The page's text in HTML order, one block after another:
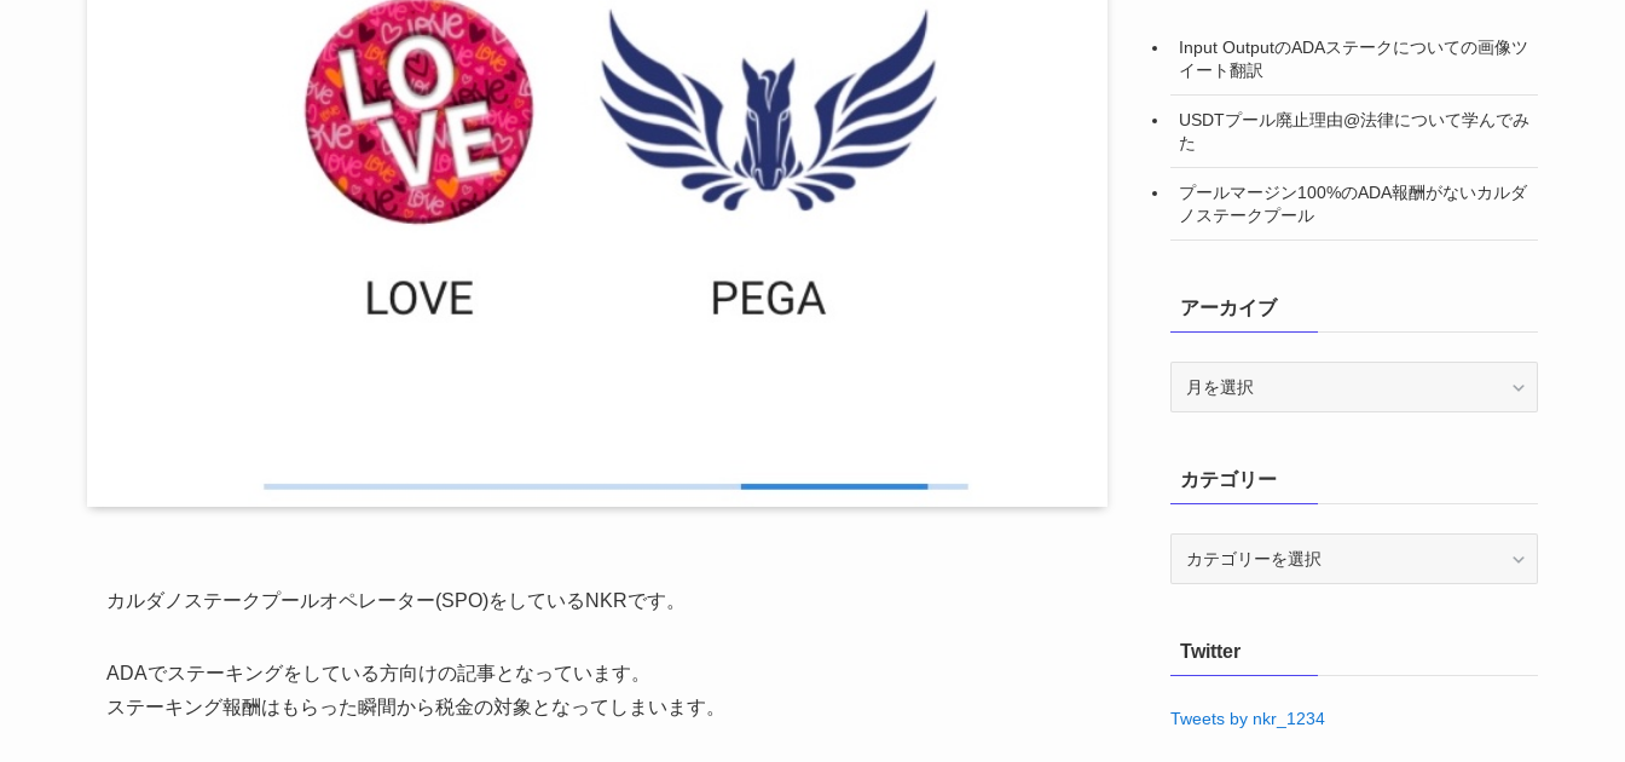
カルダノステークプールオペレーター(SPO)をしているNKRです。
ADAでステーキングをしている方向けの記事となっています。
ステーキング報酬はもらった瞬間から税金の対象となってしまいます。
Input OutputのADAステークについての画像ツ
イート翻訳
USDTプール廃止理由@法律について学んでみ
た
プールマージン100%のADA報酬がないカルダ
ノステークプール
アーカイブ
ブカテゴリー
ーTwitter
Tweets by nkr_1234